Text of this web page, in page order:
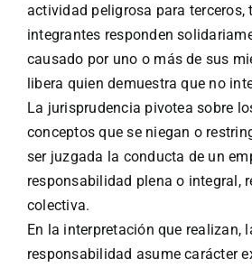
actividad peligrosa para terceros,
integrantes responden
causado por uno o más de sus
libera quien demuestra que no
La jurisprudencia pivotea sobre
conceptos que se niegan o
ser juzgada la conducta de un
responsabilidad plena o integral,
colectiva.
En la interpretación que realizan,
responsabilidad asume carácter